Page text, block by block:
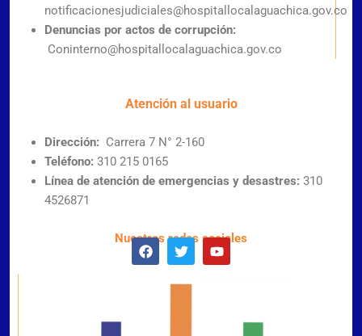
notificacionesjudiciales@hospitallocalaguachica.gov.co
Denuncias por actos de corrupción:
Coninterno@hospitallocalaguachica.gov.co
Atención al usuario
Dirección: Carrera 7 N° 2-160
Teléfono: 310 215 0165
Línea de atención de emergencias y desastres: 310
4526871
Nuestras redes sociales